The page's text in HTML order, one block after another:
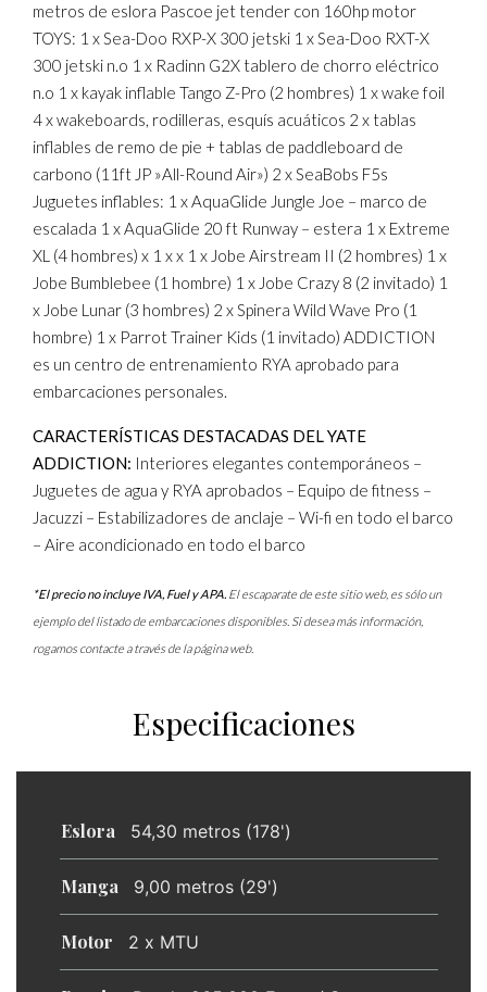
metros de eslora Pascoe jet tender con 160hp motor
TOYS: 1 x Sea-Doo RXP-X 300 jetski 1 x Sea-Doo RXT-X
300 jetski n.o 1 x Radinn G2X tablero de chorro eléctrico
n.o 1 x kayak inflable Tango Z-Pro (2 hombres) 1 x wake foil
4 x wakeboards, rodilleras, esquís acuáticos 2 x tablas
inflables de remo de pie + tablas de paddleboard de
carbono (11ft JP »All-Round Air») 2 x SeaBobs F5s
Juguetes inflables: 1 x AquaGlide Jungle Joe – marco de
escalada 1 x AquaGlide 20 ft Runway – estera 1 x Extreme
XL (4 hombres) x 1 x x 1 x Jobe Airstream II (2 hombres) 1 x
Jobe Bumblebee (1 hombre) 1 x Jobe Crazy 8 (2 invitado) 1
x Jobe Lunar (3 hombres) 2 x Spinera Wild Wave Pro (1
hombre) 1 x Parrot Trainer Kids (1 invitado) ADDICTION
es un centro de entrenamiento RYA aprobado para
embarcaciones personales.
CARACTERÍSTICAS DESTACADAS DEL YATE
ADDICTION: Interiores elegantes contemporáneos –
Juguetes de agua y RYA aprobados – Equipo de fitness –
Jacuzzi – Estabilizadores de anclaje – Wi-fi en todo el barco
– Aire acondicionado en todo el barco
*El precio no incluye IVA, Fuel y APA. El escaparate de este sitio web, es sólo un
ejemplo del listado de embarcaciones disponibles. Si desea más información,
rogamos contacte a través de la página web.
Especificaciones
Eslora 54,30 metros (178')
Manga 9,00 metros (29')
Motor 2 x MTU